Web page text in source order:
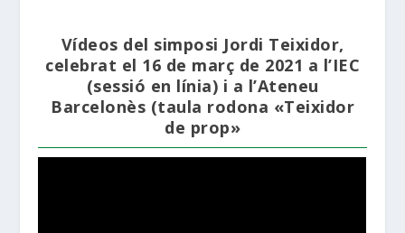
Vídeos del simposi Jordi Teixidor,
celebrat el 16 de març de 2021 a l’IEC
(sessió en línia) i a l’Ateneu
Barcelonès (taula rodona «Teixidor
de prop»